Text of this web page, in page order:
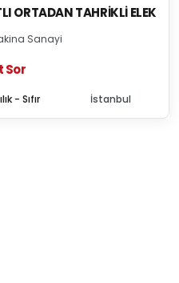
ORTADAN TAHRIKLI ELEK
Sanayi
Sor
- Sıfır İstanbul